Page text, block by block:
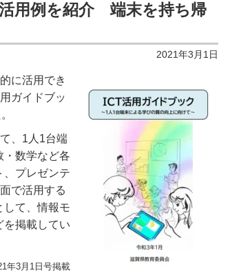
用例を紹介 端末を持ち帰
2021年3月1日
に活用でき
ガイドブッ
、1人1台端
・数学など各
、プレゼンテ
で活用する
して、情報モ
を掲載してい
年3月1日号掲載